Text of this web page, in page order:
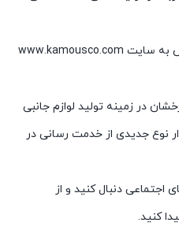
کاموس به سایت www.kamousco.com
با 10سابقه درخشان در زمینه تولید لوازم جانبی
نوع جدیدی از خدمت رسانی در
دنبال کنید و از
کنید.